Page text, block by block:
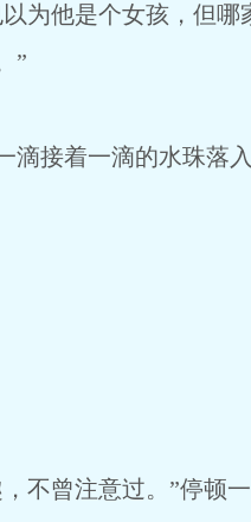
为他是个女孩，但哪
”
接着一滴的水珠落
曾注意过。”停顿一